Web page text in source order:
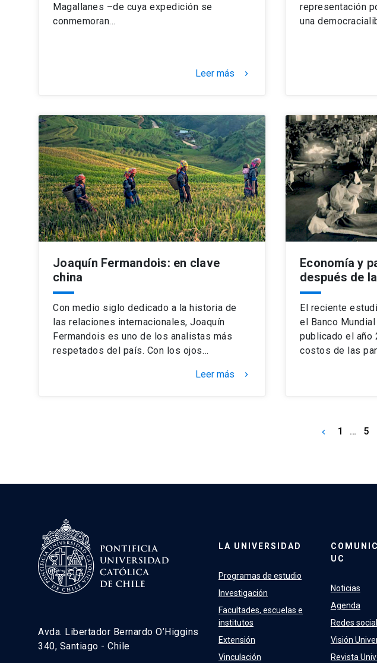
Magallanes –de cuya expedición se
conmemoran…
Leer más keyboard_arrow_right
representación
una
Joaquín Fermandois: en clave
china
Con medio siglo dedicado a la historia de
las relaciones internacionales, Joaquín
Fermandois es uno de los analistas más
respetados del país. Con los ojos…
Leer más keyboard_arrow_right
Economía y
después de
El reciente
el Banco Mundial
publicado el año
costos de las
keyboard_arrow_left 1 … 5
Avda. Libertador Bernardo O’Higgins
340, Santiago - Chile
LA UNIVERSIDAD
Programas de estudio
Investigación
Facultades, escuelas e
institutos
Extensión
Vinculación
UC
Noticias
Agenda
Redes
Visión
Revista